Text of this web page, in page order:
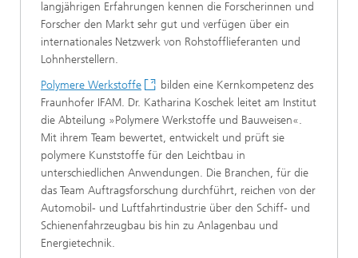
langjährigen Erfahrungen kennen die Forscherinnen und
Forscher den Markt sehr gut und verfügen über ein
internationales Netzwerk von Rohstofflieferanten und
Lohnherstellern.
Polymere Werkstoffe
bilden eine Kernkompetenz des
Fraunhofer IFAM. Dr. Katharina Koschek leitet am Institut
die Abteilung »Polymere Werkstoffe und Bauweisen«.
Mit ihrem Team bewertet, entwickelt und prüft sie
polymere Kunststoffe für den Leichtbau in
unterschiedlichen Anwendungen. Die Branchen, für die
das Team Auftragsforschung durchführt, reichen von der
Automobil- und Luftfahrtindustrie über den Schiff- und
Schienenfahrzeugbau bis hin zu Anlagenbau und
Energietechnik.